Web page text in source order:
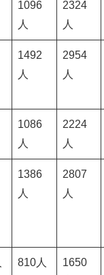
1096
人
2324
人
1492
人
2954
人
1086
人
2224
人
1386
人
2807
人
810人
1650